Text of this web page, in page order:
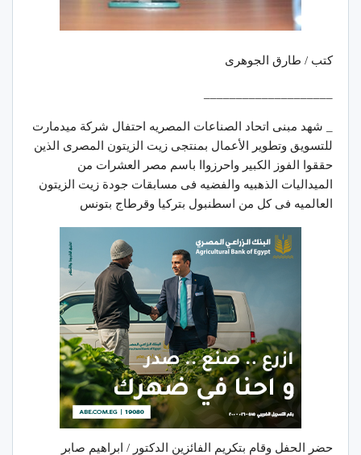
كتب / طارق الجوهرى
_ شهد مبنى اتحاد الصناعات المصريه احتفال شركة ميدمارت
للتسويق وتطوير الأعمال بمنتجى زيت الزيتون المصرى الذين
حققوا الفوز الكبير واحرزواا باسم مصر العشرات من
الميداليات الذهبيه والفضيه فى مسابقات جودة زيت الزيتون
العالميه فى كل من اسطنبول بتركيا وقرطاج بتونس
حضر الحفل وقام بتكريم الفائزين الدكتور / ابراهيم صابر